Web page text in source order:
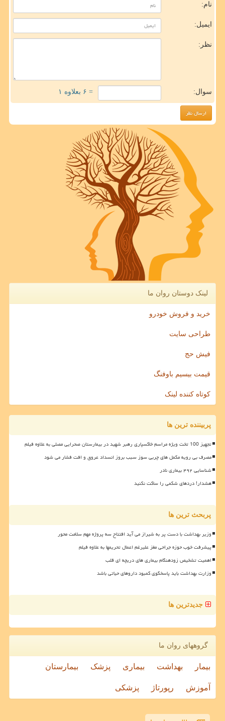
نام:
ایمیل:
نظر:
سوال: = ۶ بعلاوه ۱
لینک دوستان روان ما
خرید و فروش خودرو
طراحی سایت
فیش حج
قیمت بیسیم باوفنگ
کوتاه کننده لینک
پربیننده ترین ها
تجهیز 100 تخت ویژه مراسم خاکسپاری رهبر شهید در بیمارستان صحرایی مصلی به علاوه فیلم
مصرف بی رویه مکمل های چربی سوز سبب بروز انسداد عروق و افت فشار می شود
شناسایی ۴۹۲ بیماری نادر
هشدار! دردهای شکمی را ساکت نکنید
پربحث ترین ها
وزیر بهداشت با دست پر به شیراز می آید افتتاح سه پروژه مهم سلامت محور
پیشرفت خوب حوزه جراحی مغز علیرغم اعمال تحریمها به علاوه فیلم
اهمیت تشخیص زودهنگام بیماری های دریچه ای قلب
وزارت بهداشت باید پاسخگوی کمبود داروهای حیاتی باشد
جدیدترین ها
گروههای روان ما
بیمار بهداشت بیماری پزشک بیمارستان
آموزش رپورتاژ پزشکی